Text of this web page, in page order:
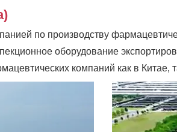
по производству
оборудование
компаний как в Китае,